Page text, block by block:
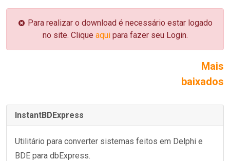
Para realizar o download é necessário estar logado
no site. Clique aquipara fazer seu Login.
Mais
baixados
InstantBDExpress
Utilitário para converter sistemas feitos em Delphi e
BDE para dbExpress.